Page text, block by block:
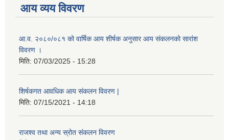
आय व्यय विवरण
आ.व. २०८०/०८१ को वार्षिक आय शीर्षक अनुसार आय संकलनको सारांश
विवरण ।
मिति: 07/03/2025 - 15:28
शिर्षकगत आवधिक आय संकलन विवरण |
मिति: 07/15/2021 - 14:18
राजश्व तथा अन्य स्रोत संकलन विवरण